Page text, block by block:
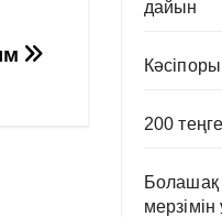
дайын
200
Болашақ